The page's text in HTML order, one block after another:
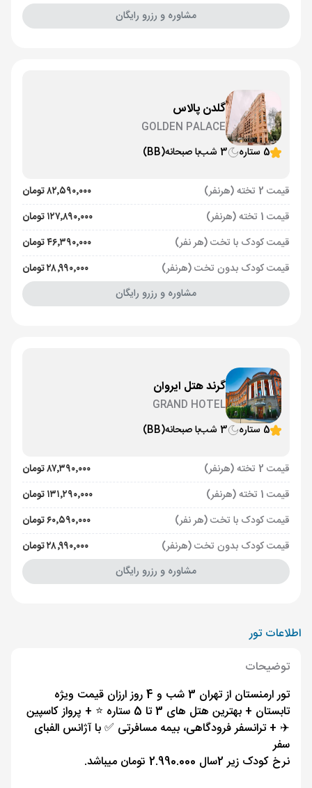
مشاوره و رزرو رایگان
گلدن پالاس
GOLDEN PALACE
5 ستاره
3 شب با صبحانه(BB)
قیمت 2 تخته (هرنفر)
۸۲٬۵۹۰٬۰۰۰ تومان
قیمت 1 تخته (هرنفر)
۱۲۷٬۸۹۰٬۰۰۰ تومان
قیمت کودک با تخت (هر نفر)
۴۶٬۳۹۰٬۰۰۰ تومان
قیمت کودک بدون تخت (هرنفر)
۲۸٬۹۹۰٬۰۰۰ تومان
مشاوره و رزرو رایگان
گرند هتل ایروان
GRAND HOTEL
5 ستاره
3 شب با صبحانه(BB)
قیمت 2 تخته (هرنفر)
۸۷٬۳۹۰٬۰۰۰ تومان
قیمت 1 تخته (هرنفر)
۱۳۱٬۲۹۰٬۰۰۰ تومان
قیمت کودک با تخت (هر نفر)
۶۰٬۵۹۰٬۰۰۰ تومان
قیمت کودک بدون تخت (هرنفر)
۲۸٬۹۹۰٬۰۰۰ تومان
مشاوره و رزرو رایگان
اطلاعات تور
توضیحات
تور ارمنستان از تهران 3 شب و 4 روز ارزان قیمت ویژه
تابستان + بهترین هتل های 3 تا 5 ستاره ⭐️ + پرواز کاسپین
✈️ + ترانسفر فرودگاهی، بیمه مسافرتی ✅ با آژانس الفبای
سفر
نرخ کودک زیر 2سال 2.990.000 تومان میباشد.